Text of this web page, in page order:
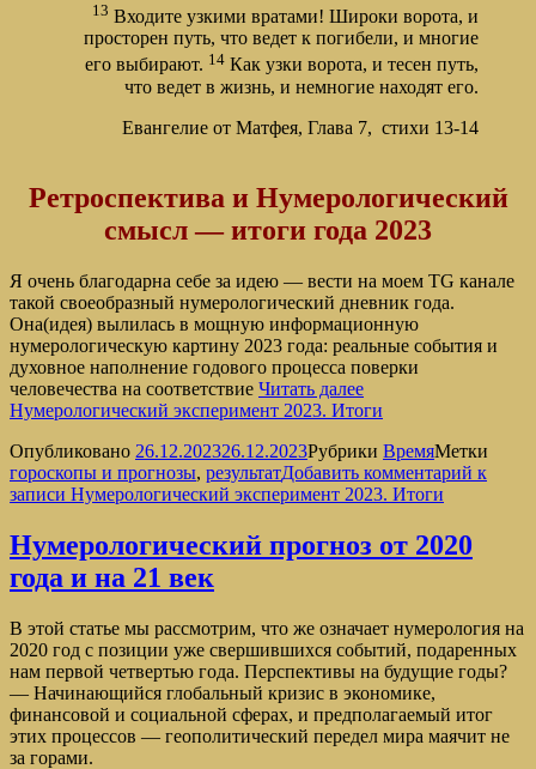
13 Входите узкими вратами! Широки ворота, и
просторен путь, что ведет к погибели, и многие
его выбирают. 14 Как узки ворота, и тесен путь,
что ведет в жизнь, и немногие находят его.
Евангелие от Матфея, Глава 7, стихи 13-14
Ретроспектива и Нумерологический
смысл — итоги года 2023
Я очень благодарна себе за идею — вести на моем TG канале
такой своеобразный нумерологический дневник года.
Она(идея) вылилась в мощную информационную
нумерологическую картину 2023 года: реальные события и
духовное наполнение годового процесса поверки
человечества на соответствие Читать далее
Нумерологический эксперимент 2023. Итоги
Опубликовано 26.12.202326.12.2023Рубрики ВремяМетки
гороскопы и прогнозы, результатДобавить комментарий к
записи Нумерологический эксперимент 2023. Итоги
Нумерологический прогноз от 2020
года и на 21 век
В этой статье мы рассмотрим, что же означает нумерология на
2020 год с позиции уже свершившихся событий, подаренных
нам первой четвертью года. Перспективы на будущие годы?
— Начинающийся глобальный кризис в экономике,
финансовой и социальной сферах, и предполагаемый итог
этих процессов — геополитический передел мира маячит не
за горами.